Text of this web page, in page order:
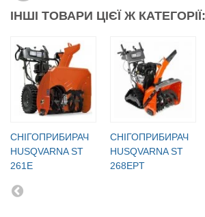
ІНШІ ТОВАРИ ЦІЄЇ Ж КАТЕГОРІЇ:
СНІГОПРИБИРАЧ
HUSQVARNA ST
261E
СНІГОПРИБИРАЧ
HUSQVARNA ST
268EPT